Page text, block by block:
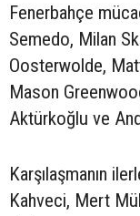
Fenerbahçe
Semedo, Milan
Oosterwolde,
Mason
Aktürkoğlu ve
Karşılaşmanın
Kahveci, Mert